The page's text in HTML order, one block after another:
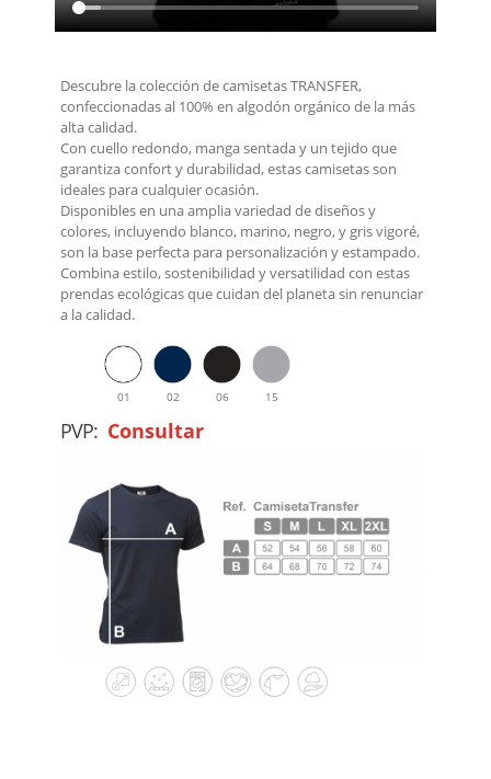
Descubre la colección de camisetas TRANSFER,
confeccionadas al 100% en algodón orgánico de la más
alta calidad.
Con cuello redondo, manga sentada y un tejido que
garantiza confort y durabilidad, estas camisetas son
ideales para cualquier ocasión.
Disponibles en una amplia variedad de diseños y
colores, incluyendo blanco, marino, negro, y gris vigoré,
son la base perfecta para personalización y estampado.
Combina estilo, sostenibilidad y versatilidad con estas
prendas ecológicas que cuidan del planeta sin renunciar
a la calidad.
01 02 06 15
PVP: Consultar